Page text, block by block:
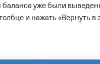
баланса уже были
и нажать «Вернуть